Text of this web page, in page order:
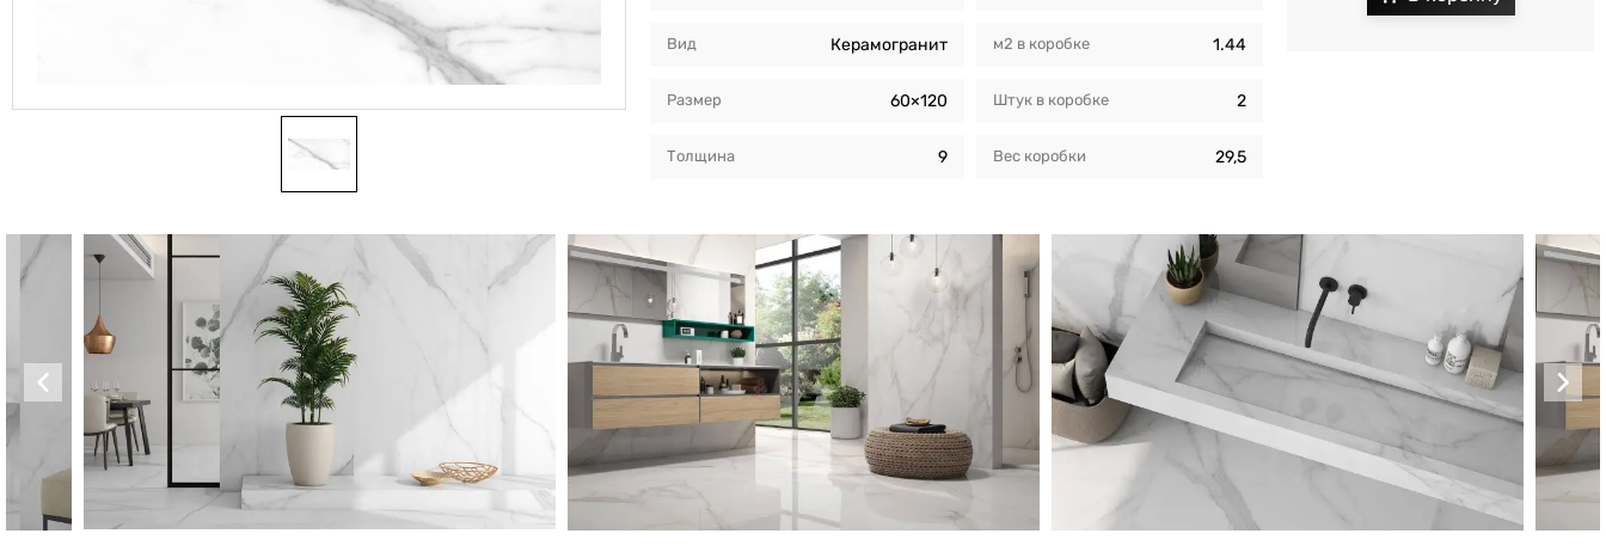
Вид Керамогранит
Размер 60×120
Толщина 9
м2 в коробкe 1.44
Штук в коробкe 2
Вес коробки 29,5